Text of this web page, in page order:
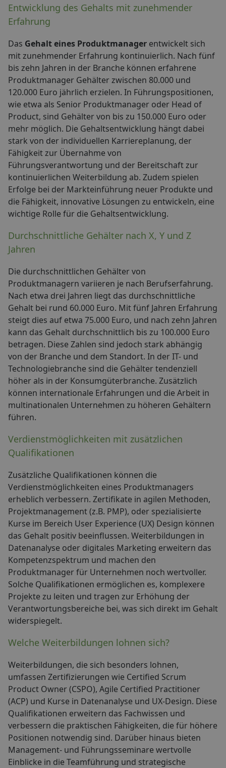
Entwicklung des Gehalts mit zunehmender
Erfahrung
Das Gehalt eines Produktmanager entwickelt sich
mit zunehmender Erfahrung kontinuierlich. Nach fünf
bis zehn Jahren in der Branche können erfahrene
Produktmanager Gehälter zwischen 80.000 und
120.000 Euro jährlich erzielen. In Führungspositionen,
wie etwa als Senior Produktmanager oder Head of
Product, sind Gehälter von bis zu 150.000 Euro oder
mehr möglich. Die Gehaltsentwicklung hängt dabei
stark von der individuellen Karriereplanung, der
Fähigkeit zur Übernahme von
Führungsverantwortung und der Bereitschaft zur
kontinuierlichen Weiterbildung ab. Zudem spielen
Erfolge bei der Markteinführung neuer Produkte und
die Fähigkeit, innovative Lösungen zu entwickeln, eine
wichtige Rolle für die Gehaltsentwicklung.
Durchschnittliche Gehälter nach X, Y und Z
Jahren
Die durchschnittlichen Gehälter von
Produktmanagern variieren je nach Berufserfahrung.
Nach etwa drei Jahren liegt das durchschnittliche
Gehalt bei rund 60.000 Euro. Mit fünf Jahren Erfahrung
steigt dies auf etwa 75.000 Euro, und nach zehn Jahren
kann das Gehalt durchschnittlich bis zu 100.000 Euro
betragen. Diese Zahlen sind jedoch stark abhängig
von der Branche und dem Standort. In der IT- und
Technologiebranche sind die Gehälter tendenziell
höher als in der Konsumgüterbranche. Zusätzlich
können internationale Erfahrungen und die Arbeit in
multinationalen Unternehmen zu höheren Gehältern
führen.
Verdienstmöglichkeiten mit zusätzlichen
Qualifikationen
Zusätzliche Qualifikationen können die
Verdienstmöglichkeiten eines Produktmanagers
erheblich verbessern. Zertifikate in agilen Methoden,
Projektmanagement (z.B. PMP), oder spezialisierte
Kurse im Bereich User Experience (UX) Design können
das Gehalt positiv beeinflussen. Weiterbildungen in
Datenanalyse oder digitales Marketing erweitern das
Kompetenzspektrum und machen den
Produktmanager für Unternehmen noch wertvoller.
Solche Qualifikationen ermöglichen es, komplexere
Projekte zu leiten und tragen zur Erhöhung der
Verantwortungsbereiche bei, was sich direkt im Gehalt
widerspiegelt.
Welche Weiterbildungen lohnen sich?
Weiterbildungen, die sich besonders lohnen,
umfassen Zertifizierungen wie Certified Scrum
Product Owner (CSPO), Agile Certified Practitioner
(ACP) und Kurse in Datenanalyse und UX-Design. Diese
Qualifikationen erweitern das Fachwissen und
verbessern die praktischen Fähigkeiten, die für höhere
Positionen notwendig sind. Darüber hinaus bieten
Management- und Führungsseminare wertvolle
Einblicke in die Teamführung und strategische